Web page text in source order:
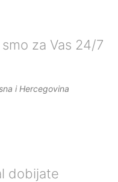
za Vas 24/7
i Hercegovina
dobijate